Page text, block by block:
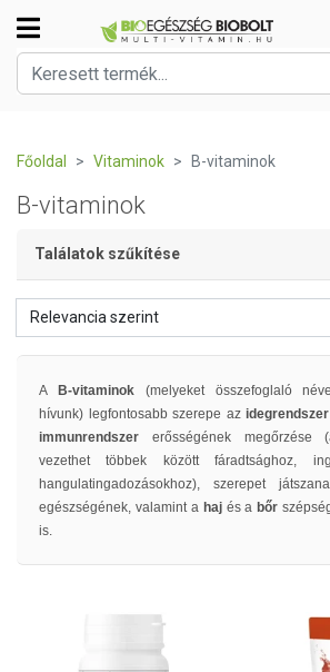
Főoldal Vitaminok B-vitaminok
B-vitaminok
Találatok szűkítése
Relevancia szerint
A B-vitaminok (melyeket összefoglaló
hívunk) legfontosabb szerepe az idegrendszer
immunrendszer erősségének megőrzése
vezethet többek között fáradtsághoz,
hangulatingadozásokhoz), szerepet
egészségének, valamint a haj és a bőr
is.